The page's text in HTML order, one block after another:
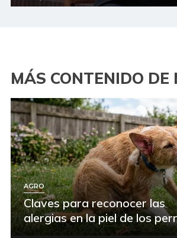
MÁS CONTENIDO DE
AGRO
Claves para reconocer las
alergias en la piel de los